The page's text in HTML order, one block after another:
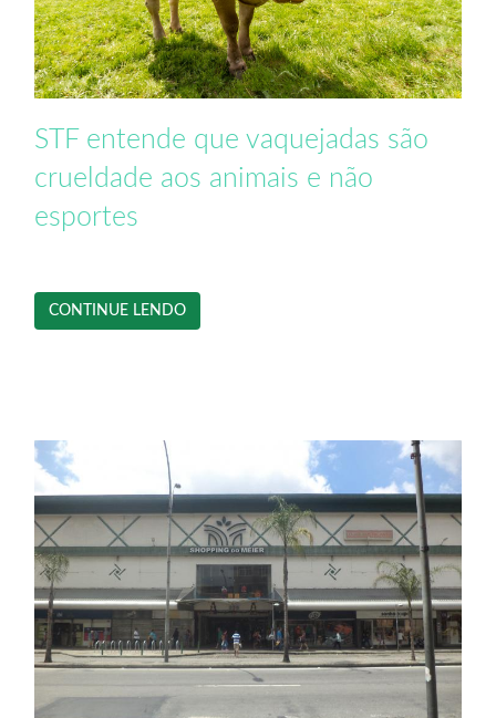
STF entende que vaquejadas são
crueldade aos animais e não
esportes
CONTINUE LENDO